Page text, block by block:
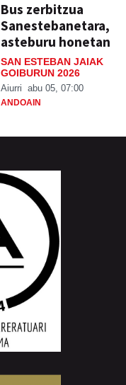
Bus zerbitzua
Sanestebanetara,
asteburu honetan
SAN ESTEBAN JAIAK
GOIBURUN 2026
Aiurri abu 05, 07:00
ANDOAIN